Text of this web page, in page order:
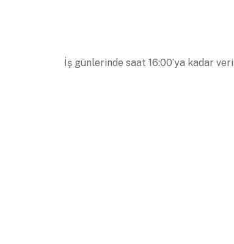
İş günlerinde saat 16:00’ya kadar